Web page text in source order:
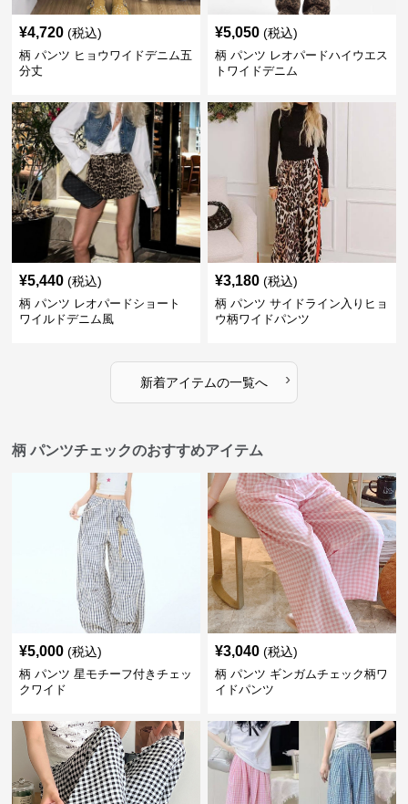
¥4,720 (税込)
柄 パンツ ヒョウワイドデニム五
分丈
¥5,050 (税込)
柄 パンツ レオパードハイウエス
トワイドデニム
¥5,440 (税込)
柄 パンツ レオパードショート
ワイルドデニム風
¥3,180 (税込)
柄 パンツ サイドライン入りヒョ
ウ柄ワイドパンツ
新着アイテムの一覧へ ›
柄 パンツチェックのおすすめアイテム
¥5,000 (税込)
柄 パンツ 星モチーフ付きチェッ
クワイド
¥3,040 (税込)
柄 パンツ ギンガムチェック柄ワ
イドパンツ